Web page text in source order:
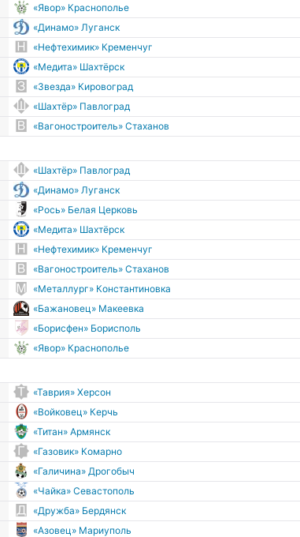
«Явор» Краснополье
«Динамо» Луганск
«Нефтехимик» Кременчуг
«Медита» Шахтёрск
«Звезда» Кировоград
«Шахтёр» Павлоград
«Вагоностроитель» Стаханов
«Шахтёр» Павлоград
«Динамо» Луганск
«Рось» Белая Церковь
«Медита» Шахтёрск
«Нефтехимик» Кременчуг
«Вагоностроитель» Стаханов
«Металлург» Константиновка
«Бажановец» Макеевка
«Борисфен» Борисполь
«Явор» Краснополье
«Таврия» Херсон
«Войковец» Керчь
«Титан» Армянск
«Газовик» Комарно
«Галичина» Дрогобыч
«Чайка» Севастополь
«Дружба» Бердянск
«Азовец» Мариуполь